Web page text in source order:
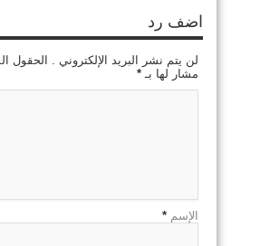
اضف رد
لن يتم نشر البريد الإلكتروني . الحقول
مشار لها بـ *
الإسم *